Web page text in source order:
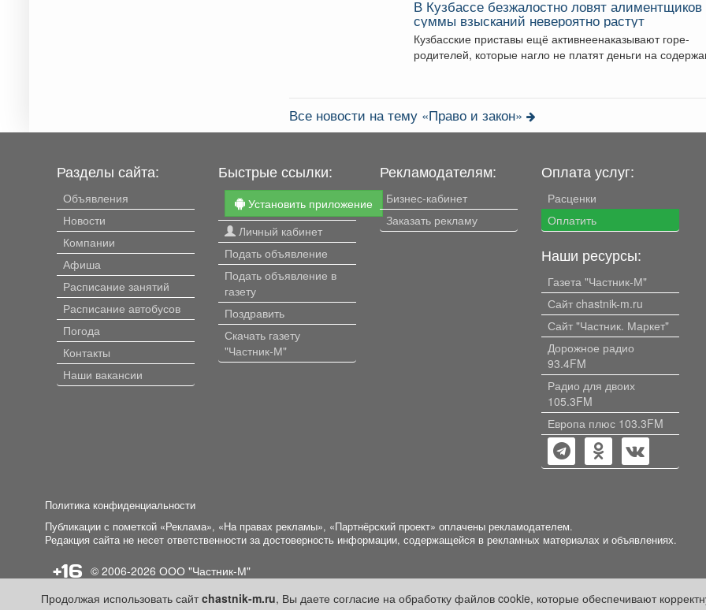
В Кузбассе безжалостно ловят алиментщиков
суммы взысканий невероятно растут
Кузбасские приставы ещё активнеенаказывают горе-
родителей, которые нагло не платят деньги на
Все новости на тему «Право и закон»
Продолжая использовать сайтchastnik-m.ru, Вы даете согласие на обработку файлов cookie, которые обеспечивают
Разделы сайта:
Объявления
Новости
Компании
Афиша
Расписание занятий
Расписание автобусов
Погода
Контакты
Наши вакансии
Быстрые ссылки:
Установить приложение
Личный кабинет
Подать объявление
Подать объявление в
газету
Поздравить
Скачать газету
"Частник-М"
Рекламодателям:
Бизнес-кабинет
Заказать рекламу
Оплата услуг:
Расценки
Оплатить
Наши ресурсы:
Газета "Частник-М"
Сайт chastnik-m.ru
Сайт "Частник. Маркет"
Дорожное радио
93.4FM
Радио для двоих
105.3FM
Европа плюс 103.3FM
Политика конфиденциальности
Публикации с пометкой «Реклама», «На правах рекламы», «Партнёрский проект» оплачены рекламодателем.
Редакция сайта не несет ответственности за достоверность информации, содержащейся в рекламных материалах и объявлениях.
+16 © 2006-2026 ООО "Частник-М"